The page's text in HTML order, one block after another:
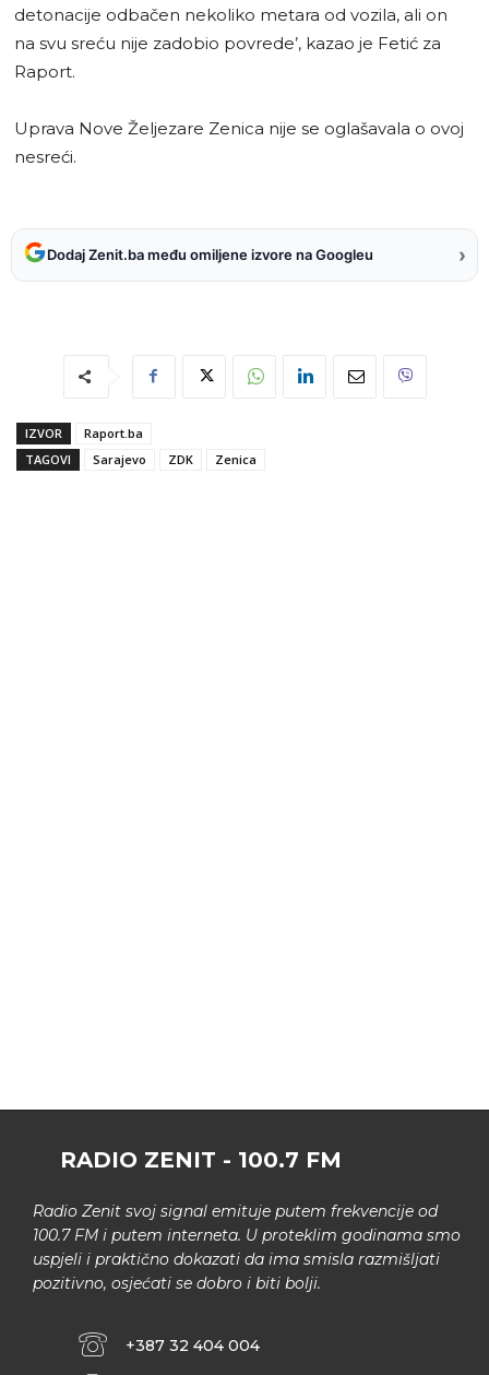
detonacije odbačen nekoliko metara od vozila, ali on
na svu sreću nije zadobio povrede’, kazao je Fetić za
Raport.
Uprava Nove Željezare Zenica nije se oglašavala o ovoj
nesreći.
Dodaj Zenit.ba među omiljene izvore na Googleu ›
IZVOR
Raport.ba
TAGOVI
Sarajevo ZDK Zenica
RADIO ZENIT - 100.7 FM
Radio Zenit svoj signal emituje putem frekvencije od
100.7 FM i putem interneta. U proteklim godinama smo
uspjeli i praktično dokazati da ima smisla razmišljati
pozitivno, osjećati se dobro i biti bolji.
+387 32 404 004